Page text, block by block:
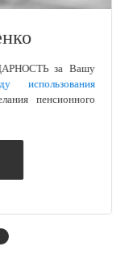
за Вашу
использования
пенсионного